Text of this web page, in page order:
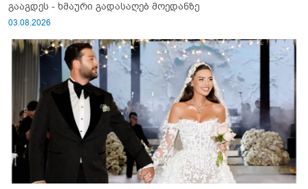
გააგდეს - ხმაური გადასაღებ მოედანზე
03.08.2026